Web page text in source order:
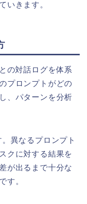
いきます。
の対話ログを体系
プロンプトがどの
、パターンを分析
異なるプロンプト
クに対する結果を
が出るまで十分な
す。